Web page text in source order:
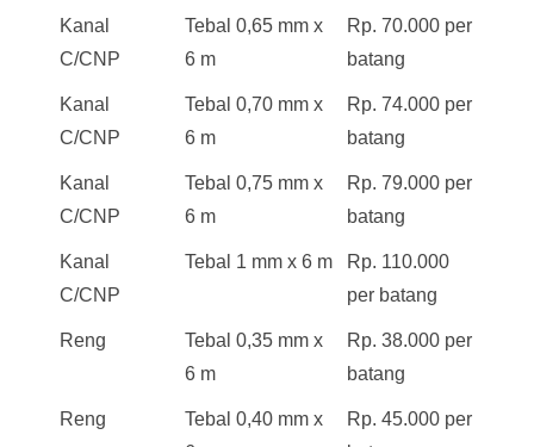
Kanal
C/CNP
Tebal 0,65 mm x
6 m
Rp. 70.000 per
batang
Kanal
C/CNP
Tebal 0,70 mm x
6 m
Rp. 74.000 per
batang
Kanal
C/CNP
Tebal 0,75 mm x
6 m
Rp. 79.000 per
batang
Kanal
C/CNP
Tebal 1 mm x 6 m
Rp. 110.000
per batang
Reng
Tebal 0,35 mm x
6 m
Rp. 38.000 per
batang
Reng
Tebal 0,40 mm x
Rp. 45.000 per